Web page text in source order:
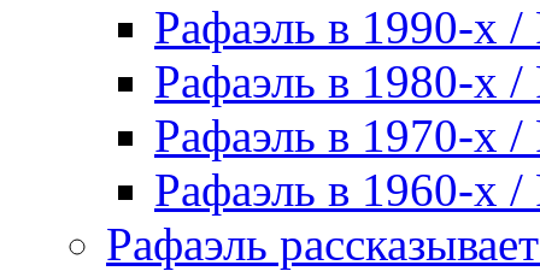
Рафаэль в 1990-х /
Рафаэль в 1980-х /
Рафаэль в 1970-х /
Рафаэль в 1960-х /
Рафаэль